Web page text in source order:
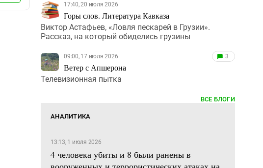
17:40, 20 июля 2026
Горы слов. Литература Кавказа
Виктор Астафьев, «Ловля пескарей в Грузии».
Рассказ, на который обиделись грузины
09:00, 17 июля 2026
Ветер с Апшерона
3
Телевизионная пытка
ВСЕ БЛОГИ
АНАЛИТИКА
13:13, 1 июля 2026
4 человека убиты и 8 были ранены в